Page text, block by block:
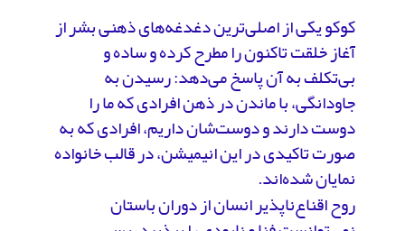
کوکو یکی از اصلی‌ترین دغدغه‌های ذهنی بشر از
آغاز خلقت تاکنون را مطرح کرده و ساده و
بی‌تکلف به آن پاسخ می‌دهد: رسیدن به
جاودانگی، با ماندن در ذهن افرادی که ما را
دوست دارند و دوست‌شان داریم، افرادی که به
صورت تاکیدی در این انیمیشن، در قالب خانواده‌
نمایان شده‌اند.
روح اقناع‌ناپذیر انسان از دوران باستان